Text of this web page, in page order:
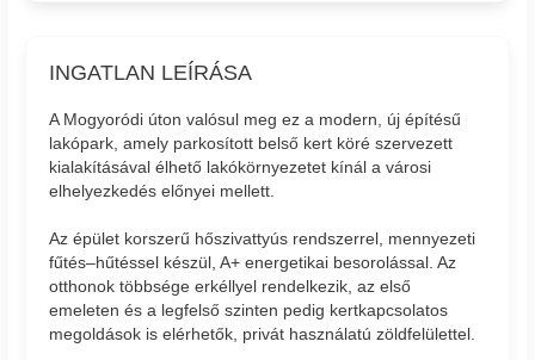
INGATLAN LEÍRÁSA
A Mogyoródi úton valósul meg ez a modern, új építésű
lakópark, amely parkosított belső kert köré szervezett
kialakításával élhető lakókörnyezetet kínál a városi
elhelyezkedés előnyei mellett.
Az épület korszerű hőszivattyús rendszerrel, mennyezeti
fűtés–hűtéssel készül, A+ energetikai besorolással. Az
otthonok többsége erkéllyel rendelkezik, az első
emeleten és a legfelső szinten pedig kertkapcsolatos
megoldások is elérhetők, privát használatú zöldfelülettel.